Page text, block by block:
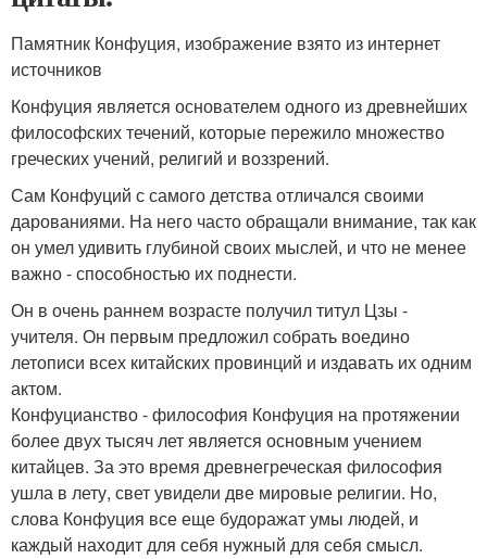
Памятник Конфуция, изображение взято из интернет
источников
Конфуция является основателем одного из древнейших
философских течений, которые пережило множество
греческих учений, религий и воззрений.
Сам Конфуций с самого детства отличался своими
дарованиями. На него часто обращали внимание, так как
он умел удивить глубиной своих мыслей, и что не менее
важно - способностью их поднести.
Он в очень раннем возрасте получил титул Цзы -
учителя. Он первым предложил собрать воедино
летописи всех китайских провинций и издавать их одним
актом.
Конфуцианство - философия Конфуция на протяжении
более двух тысяч лет является основным учением
китайцев. За это время древнегреческая философия
ушла в лету, свет увидели две мировые религии. Но,
слова Конфуция все еще будоражат умы людей, и
каждый находит для себя нужный для себя смысл.